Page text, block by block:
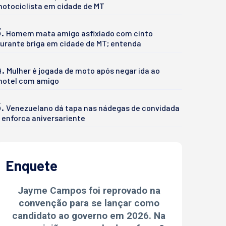
em cidade de MT
Homem mata amigo asfixiado com cinto
briga em cidade de MT; entenda
Mulher é jogada de moto após negar ida ao
com amigo
Venezuelano dá tapa nas nádegas de convidada
enforca aniversariente
Enquete
Jayme Campos foi reprovado na
convenção para se lançar como
candidato ao governo em 2026. Na